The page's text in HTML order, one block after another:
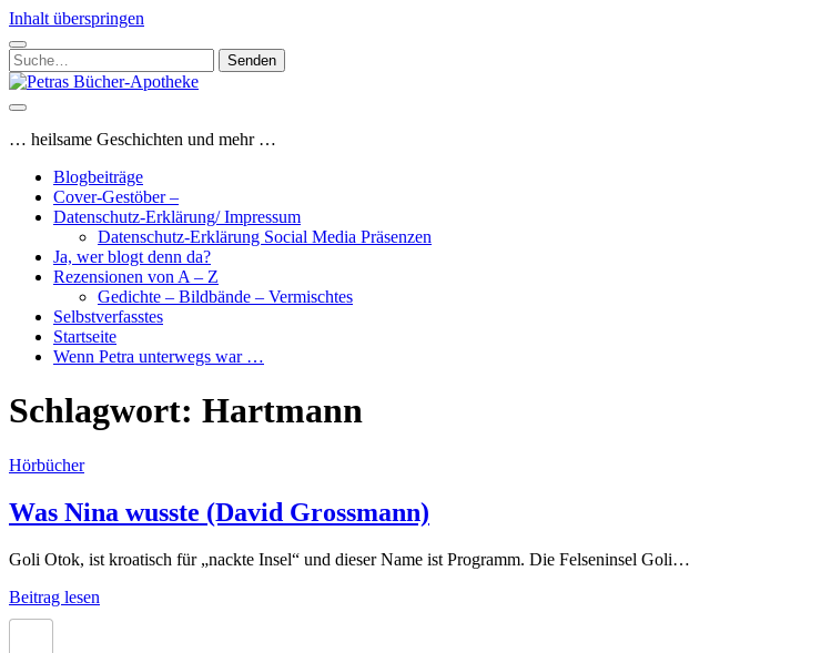
Inhalt überspringen
Suchen
nach:
Petras
Bücher-
… heilsame Geschichten und mehr …
Blogbeiträge
Cover-Gestöber –
Datenschutz-Erklärung/ Impressum
Datenschutz-Erklärung Social Media Präsenzen
Ja, wer blogt denn da?
Rezensionen von A – Z
Gedichte – Bildbände – Vermischtes
Selbstverfasstes
Startseite
Wenn Petra unterwegs war …
Schlagwort: Hartmann
Hörbücher
Was Nina wusste (David Grossmann)
Goli Otok, ist kroatisch für „nackte Insel“ und dieser Name ist Programm. Die Felseninsel Goli…
Beitrag lesen